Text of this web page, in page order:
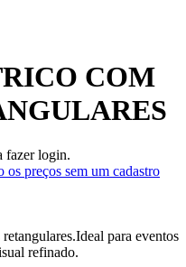
COM
fazer login.
preços sem um cadastro
para eventos
refinado.